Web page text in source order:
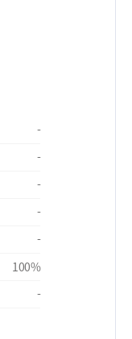
-
-
-
-
-
100%
-